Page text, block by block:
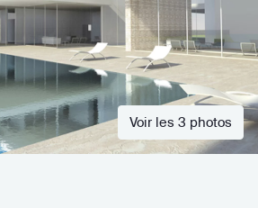
Voir les 3 photos